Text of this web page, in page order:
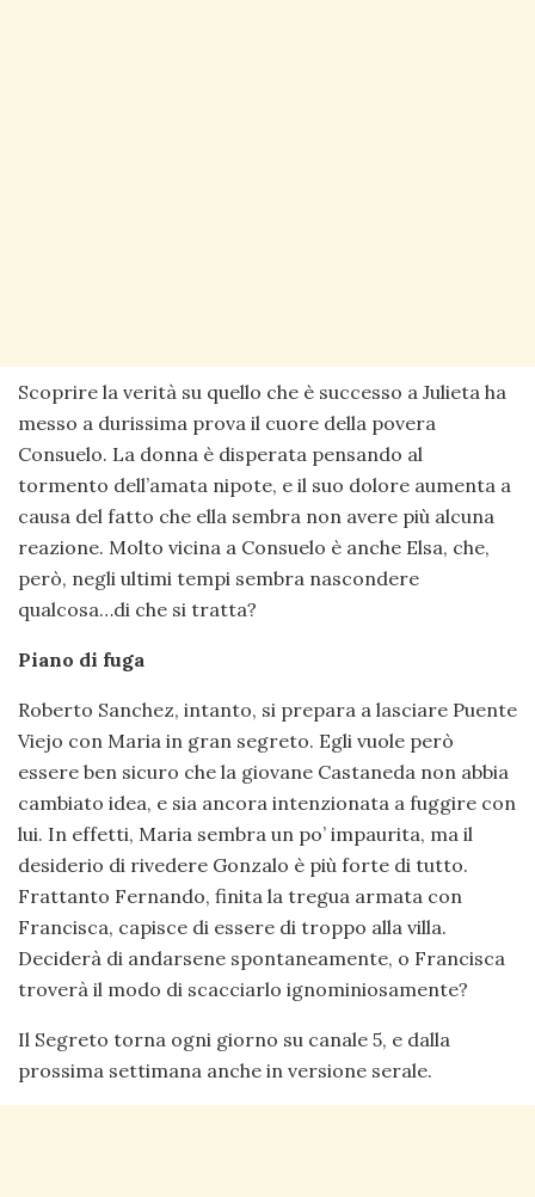
Scoprire la verità su quello che è successo a Julieta ha
messo a durissima prova il cuore della povera
Consuelo. La donna è disperata pensando al
tormento dell’amata nipote, e il suo dolore aumenta a
causa del fatto che ella sembra non avere più alcuna
reazione. Molto vicina a Consuelo è anche Elsa, che,
però, negli ultimi tempi sembra nascondere
qualcosa…di che si tratta?
Piano di fuga
Roberto Sanchez, intanto, si prepara a lasciare Puente
Viejo con Maria in gran segreto. Egli vuole però
essere ben sicuro che la giovane Castaneda non abbia
cambiato idea, e sia ancora intenzionata a fuggire con
lui. In effetti, Maria sembra un po’ impaurita, ma il
desiderio di rivedere Gonzalo è più forte di tutto.
Frattanto Fernando, finita la tregua armata con
Francisca, capisce di essere di troppo alla villa.
Deciderà di andarsene spontaneamente, o Francisca
troverà il modo di scacciarlo ignominiosamente?
Il Segreto torna ogni giorno su canale 5, e dalla
prossima settimana anche in versione serale.